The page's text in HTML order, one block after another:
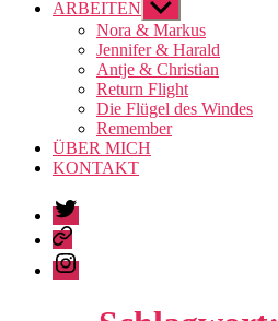
ARBEITEN Untermenü
anzeigen
Nora & Markus
Jennifer & Harald
Antje & Christian
Return Flight
Die Flügel des Windes
Remember
ÜBER MICH
KONTAKT
Twitter
Pinterest
Instagram